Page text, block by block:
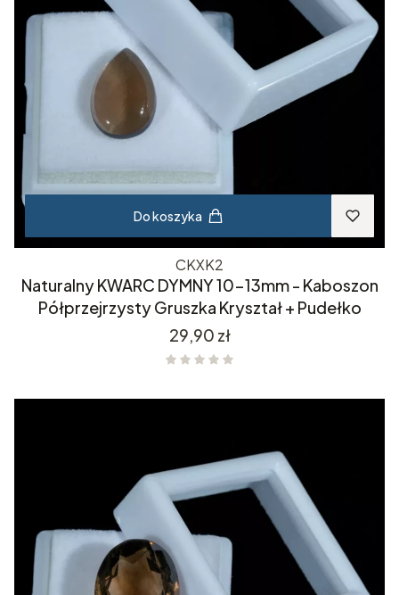
Do koszyka
CKXK2
Naturalny KWARC DYMNY 10-13mm - Kaboszon
Półprzejrzysty Gruszka Kryształ + Pudełko
Cena
29,90 zł